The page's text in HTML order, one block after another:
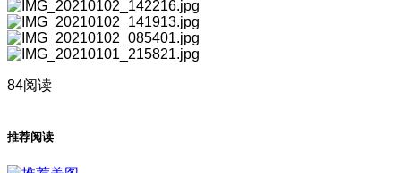
84阅读
推荐阅读